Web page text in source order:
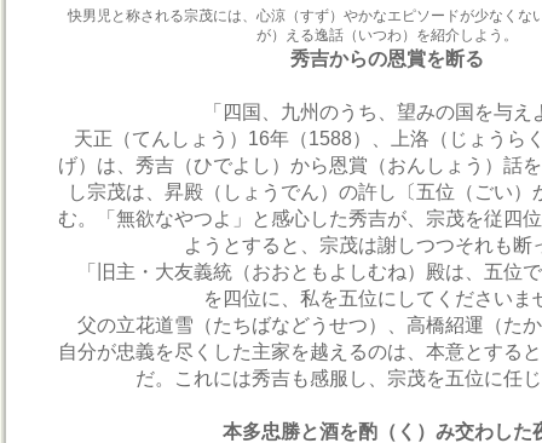
快男児と称される宗茂には、心涼（すず）やかなエピソードが少なくな
が）える逸話（いつわ）を紹介しよう。
秀吉からの恩賞を断る
「四国、九州のうち、望みの国を与え
天正（てんしょう）16年（1588）、上洛（じょうら
げ）は、秀吉（ひでよし）から恩賞（おんしょう）話
し宗茂は、昇殿（しょうでん）の許し〔五位（ごい）
む。「無欲なやつよ」と感心した秀吉が、宗茂を従四
ようとすると、宗茂は謝しつつそれも断
「旧主・大友義統（おおともよしむね）殿は、五位
を四位に、私を五位にしてくださいま
父の立花道雪（たちばなどうせつ）、高橋紹運（た
自分が忠義を尽くした主家を越えるのは、本意とする
だ。これには秀吉も感服し、宗茂を五位に任
本多忠勝と酒を酌（く）み交わした